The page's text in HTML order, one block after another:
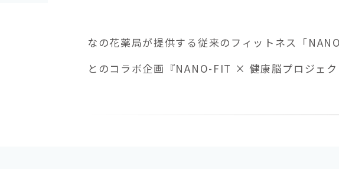
なの花薬局が提供する従来のフィットネス「
とのコラボ企画『NANO-FIT × 健康脳プロジェ